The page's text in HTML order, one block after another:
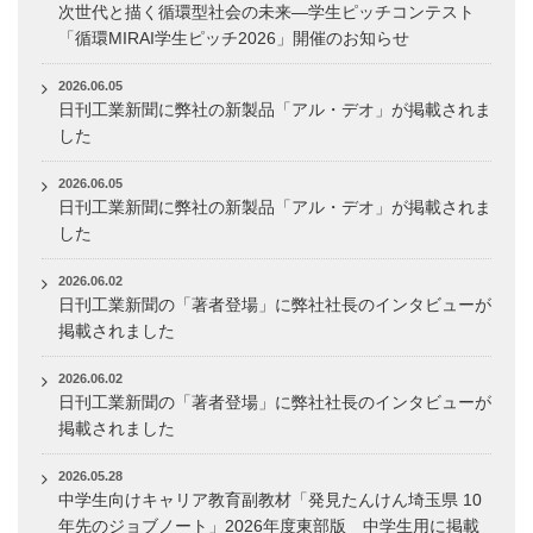
次世代と描く循環型社会の未来―学生ピッチコンテスト
「循環MIRAI学生ピッチ2026」開催のお知らせ
2026.06.05
日刊工業新聞に弊社の新製品「アル・デオ」が掲載されま
した
2026.06.05
日刊工業新聞に弊社の新製品「アル・デオ」が掲載されま
した
2026.06.02
日刊工業新聞の「著者登場」に弊社社長のインタビューが
掲載されました
2026.06.02
日刊工業新聞の「著者登場」に弊社社長のインタビューが
掲載されました
2026.05.28
中学生向けキャリア教育副教材「発見たんけん埼玉県 10
年先のジョブノート」2026年度東部版 中学生用に掲載